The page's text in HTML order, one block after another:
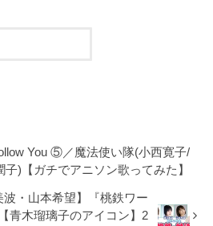
You ⑤／魔法使い隊(小西寛子/
子)【ガチでアニソン歌ってみた】
波・山本希望】『桃鉄ワー
青木瑠璃子のアイコン】2